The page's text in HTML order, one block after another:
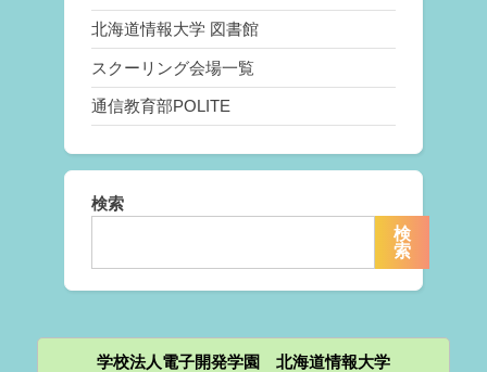
北海道情報大学 図書館
スクーリング会場一覧
通信教育部POLITE
検索
検
索
学校法人電子開発学園 北海道情報大学